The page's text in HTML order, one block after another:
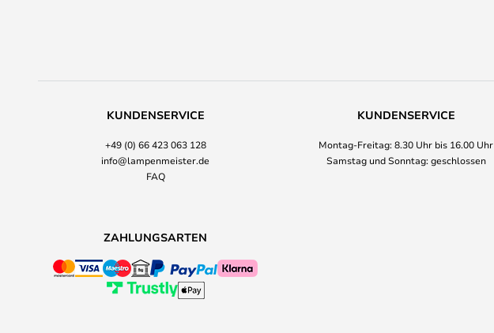
KUNDENSERVICE
+49 (0) 66 423 063 128
info@lampenmeister.de
FAQ
KUNDENSERVICE
Montag-Freitag: 8.30 Uhr bis 16.00 Uhr
Samstag und Sonntag: geschlossen
ZAHLUNGSARTEN